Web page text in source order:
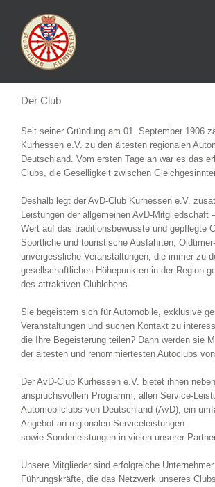
Der Club
Seit seiner Gründung am 01. September 1906
Kurhessen e.V. zu den ältesten regionalen
Deutschland. Vom ersten Tage an war es das
Clubs, die Geselligkeit zwischen
Deshalb legt der AvD-Club Kurhessen e.V.
Leistungen der allgemeinen AvD-Mitgliedschaft
Wert auf das traditionsbewusste und gepflegte
Sportliche und touristische Ausfahrten,
unvergessliche Veranstaltungen, die immer zu
gesellschaftlichen Höhepunkten in der Region
des attraktiven Clublebens.
Sie begeistern sich für Automobile, exklusive
Veranstaltungen und suchen Kontakt zu
die Ihre Begeisterung teilen? Dann werden sie
der ältesten und renommiertesten Autoclubs
Der AvD-Club Kurhessen e.V. bietet ihnen
anspruchsvollem Programm, allen Service-
Automobilclubs von Deutschland (AvD), ein
Angebot an regionalen Serviceleistungen
sowie Sonderleistungen in vielen unserer
Unsere Mitglieder sind erfolgreiche Unternehmer
Führungskräfte, die das Netzwerk unseres